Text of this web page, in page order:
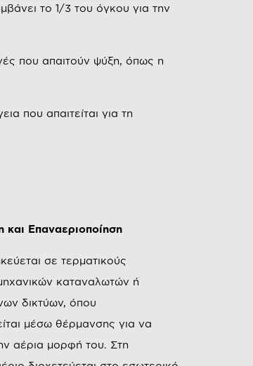
το 1/3 του όγκου για την
που απαιτούν ψύξη, όπως η
που απαιτείται για τη
και Επαναεριοποίηση
σε τερματικούς
καταναλωτών ή
δικτύων, όπου
μέσω θέρμανσης για να
αέρια μορφή του. Στη